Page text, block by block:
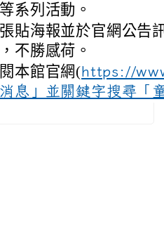
系列活動。
貼海報並於官網公告
不勝感荷。
本館官網(https://
息」並關鍵字搜尋「